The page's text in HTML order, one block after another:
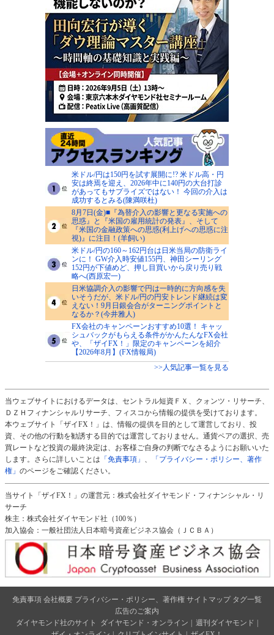
米ドル/円は150円を試す展開に!? 米ドル高・円
安は終焉を迎え、2026年中に140円の大台打診
があってもサプライズではない！ 今回の介入は
成功するとみる(陳満咲杜)
8月7日(金)■『為替介入の影響と更なる実施への
思惑』と『米国の雇用統計の発表』、そして
『米国の金融政策への思惑(利上げへの思惑に注
視)』に注目！(羊飼い)
米ドル/円の160～162円台は日米当局の防衛ライ
ンに！ GW介入時安値155円、神田シーリング
152円が下値めど、押し目買いから戻り売り戦
略へ(西原宏一)
日米協調介入の影響で円は一時的に方向感を失
いそうだが、米ドル/円の円安トレンド継続は変
えない！9月日銀会合がターニングポイントと
なるか？(今井雅人)
FX会社のキャンペーンおすすめ10選！ キャッ
シュバックがもらえる条件がかんたんなFX会社
や、「ザイFX！」限定のキャンペーンを紹介
【2026年8月】(FX情報局)
>>人気記事一覧を見る
当ウェブサイトにおけるデータは、セントラル短資ＦＸ、クォンツ・リサーチ、
ＤＺＨフィナンシャルリサーチ、フィスコから情報の提供を受けております。
本ウェブサイト「ザイFX！」は、情報の提供を目的として運営しており、投
資、その他の行動を勧誘する目的では運営しておりません。通貨ペアの選択、売
買レートなど投資の最終決定は、お客様ご自身の判断でなさるようにお願いいた
します。さらに詳しいことは 「免責事項」 、
「プライバシー・ポリシー、著作
権」 のページをご確認ください。
当サイト「ザイFX！」の運営元：株式会社ダイヤモンド・フィナンシャル・リ
サーチ
株主：株式会社ダイヤモンド社（100％）
加入協会：一般社団法人日本暗号資産ビジネス協会（ＪＣＢＡ）
免責事項 会社概要 プライバシー・ポリシー、著作権 サイトマップ タグ一覧
広告のご案内
ダイヤモンド社のサイト
ダイヤモンド・オンライン | 週刊ダイヤモンド |